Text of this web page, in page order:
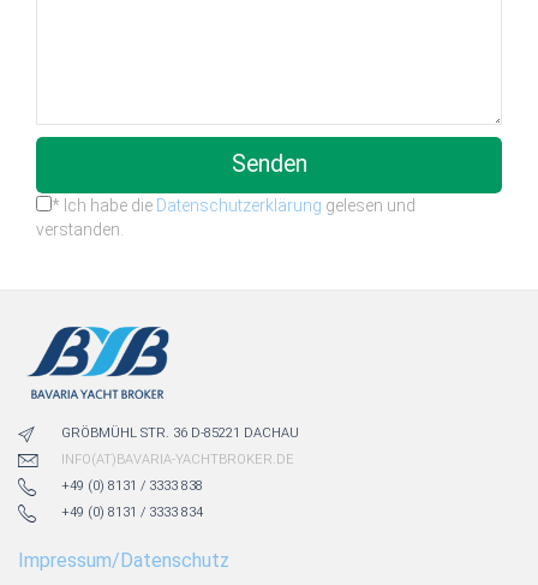
Senden
* Ich habe die Datenschutzerklärung gelesen und
verstanden.
GRÖBMÜHL STR. 36 D-85221 DACHAU
INFO(AT)BAVARIA-YACHTBROKER.DE
+49 (0) 8131 / 3333 838
+49 (0) 8131 / 3333 834
Impressum/Datenschutz